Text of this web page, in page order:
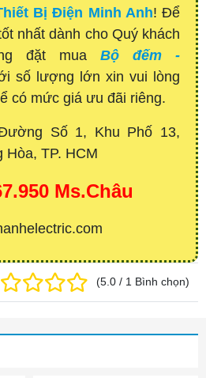
Bị Điện Minh Anh! Để
nhất dành cho Quý khách
đặt mua Bộ đếm -
số lượng lớn xin vui lòng
có mức giá ưu đãi riêng.
Số 1, Khu Phố 13,
TP. HCM
Ms.Châu
(5.0 / 1 Bình chọn)